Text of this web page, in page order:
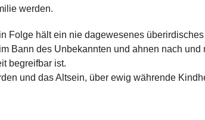
werden.
Folge hält ein nie dagewesenes
Bann des Unbekannten und ahnen nach und
begreifbar ist.
und das Altsein, über ewig währende